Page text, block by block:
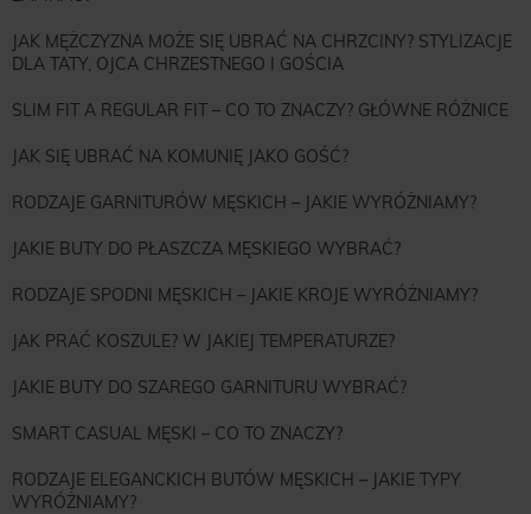
JAK MĘŻCZYZNA MOŻE SIĘ UBRAĆ NA CHRZCINY? STYLIZACJE
DLA TATY, OJCA CHRZESTNEGO I GOŚCIA
SLIM FIT A REGULAR FIT – CO TO ZNACZY? GŁÓWNE RÓŻNICE
JAK SIĘ UBRAĆ NA KOMUNIĘ JAKO GOŚĆ?
RODZAJE GARNITURÓW MĘSKICH – JAKIE WYRÓŻNIAMY?
JAKIE BUTY DO PŁASZCZA MĘSKIEGO WYBRAĆ?
RODZAJE SPODNI MĘSKICH – JAKIE KROJE WYRÓŻNIAMY?
JAK PRAĆ KOSZULE? W JAKIEJ TEMPERATURZE?
JAKIE BUTY DO SZAREGO GARNITURU WYBRAĆ?
SMART CASUAL MĘSKI – CO TO ZNACZY?
RODZAJE ELEGANCKICH BUTÓW MĘSKICH – JAKIE TYPY
WYRÓŻNIAMY?